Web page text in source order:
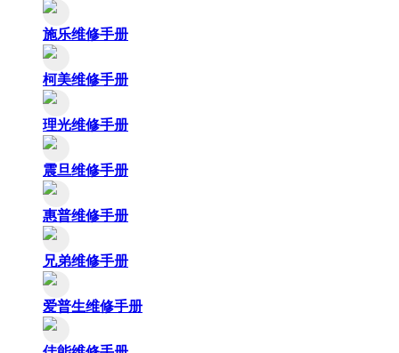
施乐维修手册
柯美维修手册
理光维修手册
震旦维修手册
惠普维修手册
兄弟维修手册
爱普生维修手册